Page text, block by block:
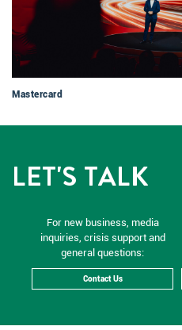
Mastercard
LET'S TALK
For new business, media
inquiries, crisis support and
general questions:
Contact Us